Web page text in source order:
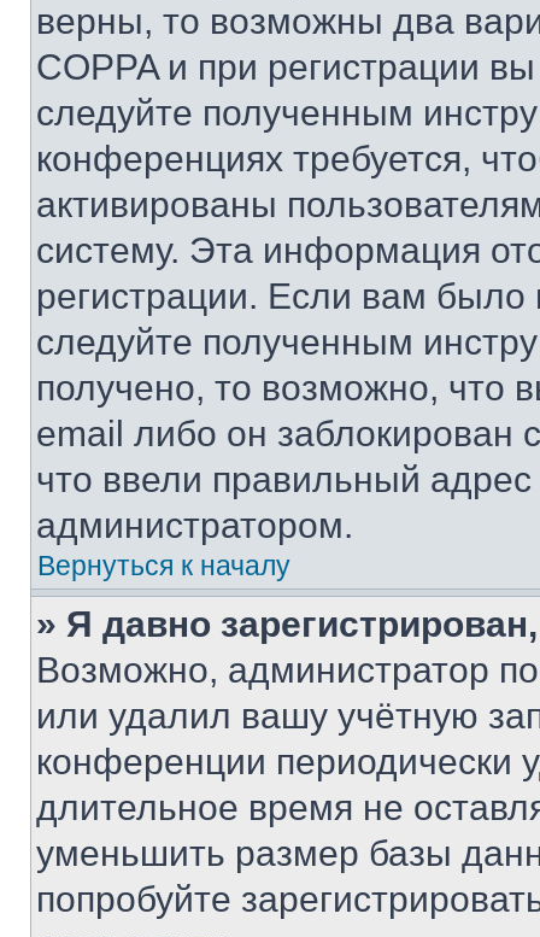
верны, то возможны два
COPPA и при регистрации
следуйте полученным
конференциях требуется,
активированы
систему. Эта информация
регистрации. Если вам
следуйте полученным
получено, то возможно, что
email либо он
что ввели правильный адрес
администратором.
Вернуться к началу
» Я давно
Возможно, администратор
или удалил вашу учётную
конференции периодически
длительное время не
уменьшить размер базы
попробуйте